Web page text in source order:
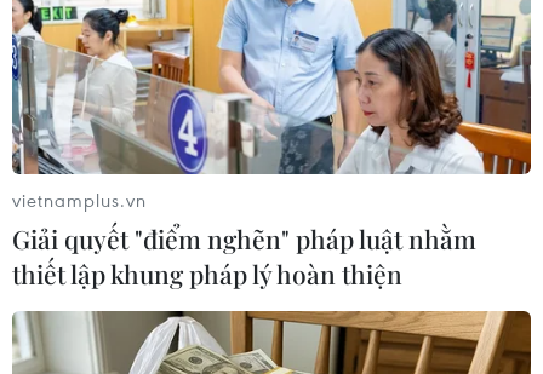
Lê Dương (TTXVN)
vietnamplus.vn
Giải quyết "điểm nghẽn" pháp luật nhằm
thiết lập khung pháp lý hoàn thiện